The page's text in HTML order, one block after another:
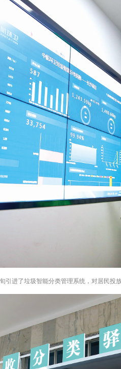
引进了垃圾智能分类管理系统，对居民